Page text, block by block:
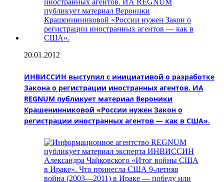
20.01.2012
ИНВИССИН выступил с инициативой о разработке
Закона о регистрации иностранных агентов. ИА
REGNUM публикует материал Вероники
Крашенинниковой «России нужен Закон о
регистрации иностранных агентов — как в США».